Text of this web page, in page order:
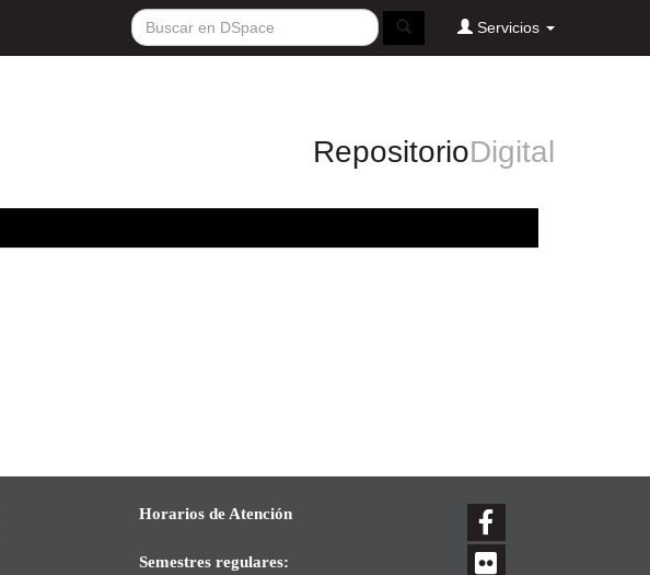
Servicios
RepositorioDigital
Horarios de Atención
Semestres regulares: